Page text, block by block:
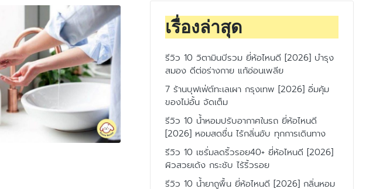
เรื่องล่าสุด
รีวิว 10 วิตามินบีรวม ยี่ห้อไหนดี [2026] บำรุง
สมอง ดีต่อร่างกาย แก้อ่อนเพลีย
7 ร้านบุฟเฟ่ต์ทะเลเผา กรุงเทพ [2026] อิ่มคุ้ม
ของไม่อั้น จัดเต็ม
รีวิว 10 น้ำหอมปรับอากาศในรถ ยี่ห้อไหนดี
[2026] หอมสดชื่น ไร้กลิ่นอับ ทุกการเดินทาง
รีวิว 10 เซรั่มลดริ้วรอย40+ ยี่ห้อไหนดี [2026]
ผิวสวยเด้ง กระชับ ไร้ริ้วรอย
รีวิว 10 น้ำยาถูพื้น ยี่ห้อไหนดี [2026] กลิ่นหอม